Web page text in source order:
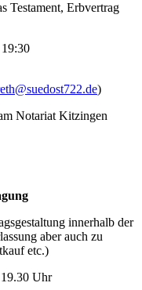
Testament, Erbvertrag
)
Notariat Kitzingen
innerhalb der
aber auch zu
etc.)
Uhr